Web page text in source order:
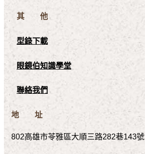
其 他
型錄下載
眼鏡伯知識學堂
聯絡我們
地 址
802高雄市苓雅區大順三路282巷143號